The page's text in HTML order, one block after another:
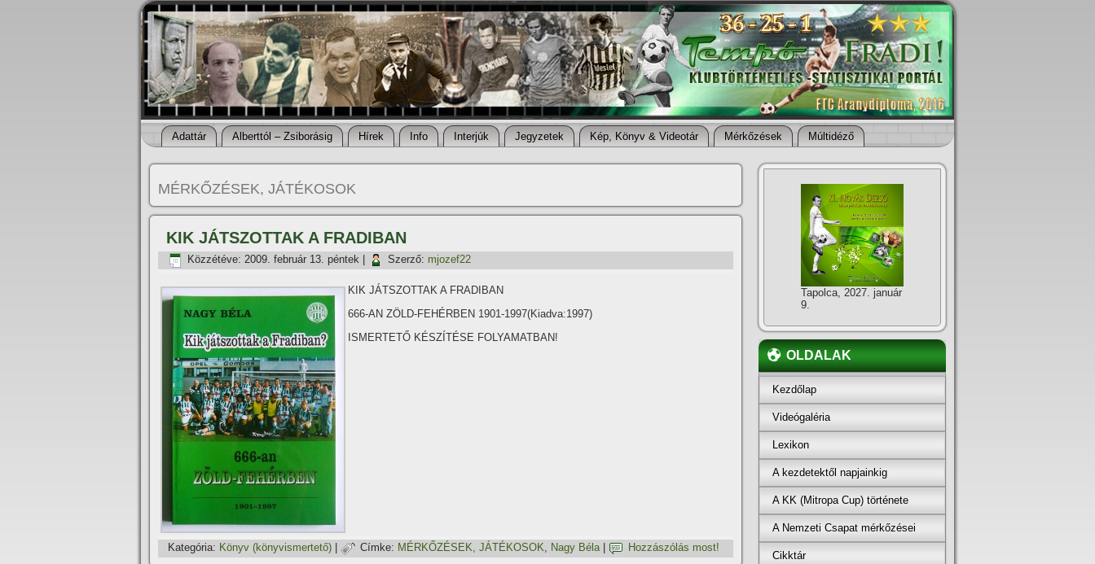
Adattár Alberttól – Zsiborásig Hí­rek Info Interjúk Jegyzetek Kép, Könyv & Videotár Mérkőzések Múltidéző
MÉRKŐZÉSEK, JÁTÉKOSOK
KIK JÁTSZOTTAK A FRADIBAN
Közzétéve: 2009. február 13. péntek Szerző: mjozef22
KIK JÁTSZOTTAK A FRADIBAN
666-AN ZÖLD-FEHÉRBEN 1901-1997(Kiadva:1997)
ISMERTETŐ KÉSZÍTÉSE FOLYAMATBAN!
Kategória: Könyv (könyvismertető) Címke: MÉRKŐZÉSEK, JÁTÉKOSOK, Nagy Béla| Hozzászólás most!
Tapolca, 2027. január
9.
OLDALAK
Kezdőlap
Videógaléria
Lexikon
A kezdetektől napjainkig
A KK (Mitropa Cup) története
A Nemzeti Csapat mérkőzései
Cikktár